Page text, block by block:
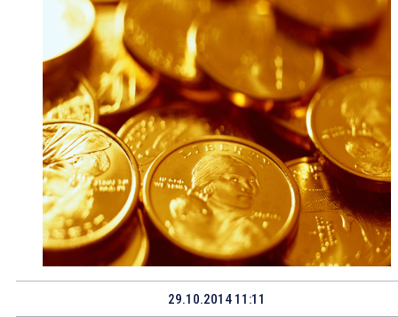
29.10.2014 11:11